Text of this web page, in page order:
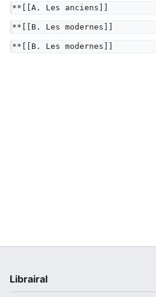
**[[A. Les anciens]]
**[[B. Les modernes]]
**[[B. Les modernes]]
Librairal